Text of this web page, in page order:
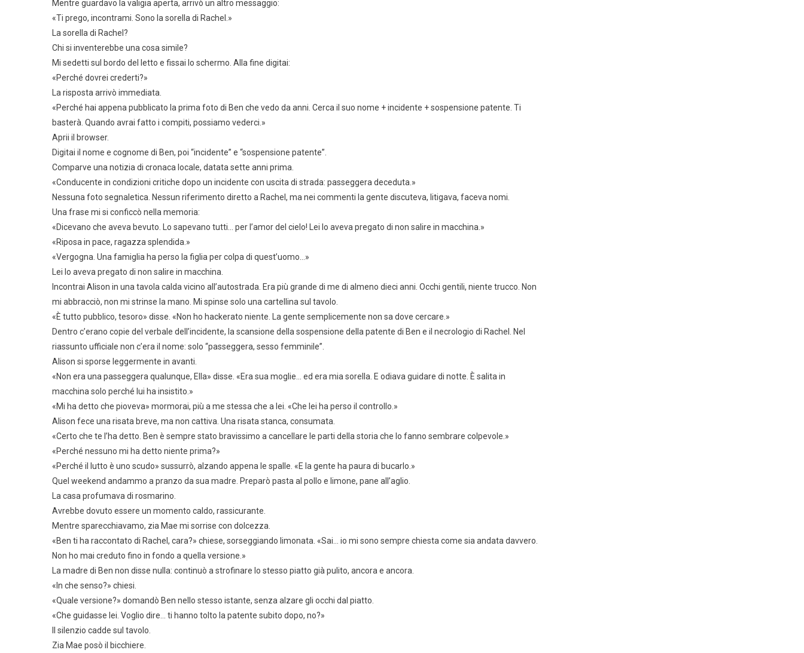
Mentre guardavo la valigia aperta, arrivò un altro messaggio:
«Ti prego, incontrami. Sono la sorella di Rachel.»
La sorella di Rachel?
Chi si inventerebbe una cosa simile?
Mi sedetti sul bordo del letto e fissai lo schermo. Alla fine digitai:
«Perché dovrei crederti?»
La risposta arrivò immediata.
«Perché hai appena pubblicato la prima foto di Ben che vedo da anni. Cerca il suo nome + incidente + sospensione patente. Ti
basterà. Quando avrai fatto i compiti, possiamo vederci.»
Aprii il browser.
Digitai il nome e cognome di Ben, poi “incidente” e “sospensione patente”.
Comparve una notizia di cronaca locale, datata sette anni prima.
«Conducente in condizioni critiche dopo un incidente con uscita di strada: passeggera deceduta.»
Nessuna foto segnaletica. Nessun riferimento diretto a Rachel, ma nei commenti la gente discuteva, litigava, faceva nomi.
Una frase mi si conficcò nella memoria:
«Dicevano che aveva bevuto. Lo sapevano tutti… per l’amor del cielo! Lei lo aveva pregato di non salire in macchina.»
«Riposa in pace, ragazza splendida.»
«Vergogna. Una famiglia ha perso la figlia per colpa di quest’uomo…»
Lei lo aveva pregato di non salire in macchina.
Incontrai Alison in una tavola calda vicino all’autostrada. Era più grande di me di almeno dieci anni. Occhi gentili, niente trucco. Non
mi abbracciò, non mi strinse la mano. Mi spinse solo una cartellina sul tavolo.
«È tutto pubblico, tesoro» disse. «Non ho hackerato niente. La gente semplicemente non sa dove cercare.»
Dentro c’erano copie del verbale dell’incidente, la scansione della sospensione della patente di Ben e il necrologio di Rachel. Nel
riassunto ufficiale non c’era il nome: solo “passeggera, sesso femminile”.
Alison si sporse leggermente in avanti.
«Non era una passeggera qualunque, Ella» disse. «Era sua moglie… ed era mia sorella. E odiava guidare di notte. È salita in
macchina solo perché lui ha insistito.»
«Mi ha detto che pioveva» mormorai, più a me stessa che a lei. «Che lei ha perso il controllo.»
Alison fece una risata breve, ma non cattiva. Una risata stanca, consumata.
«Certo che te l’ha detto. Ben è sempre stato bravissimo a cancellare le parti della storia che lo fanno sembrare colpevole.»
«Perché nessuno mi ha detto niente prima?»
«Perché il lutto è uno scudo» sussurrò, alzando appena le spalle. «E la gente ha paura di bucarlo.»
Quel weekend andammo a pranzo da sua madre. Preparò pasta al pollo e limone, pane all’aglio.
La casa profumava di rosmarino.
Avrebbe dovuto essere un momento caldo, rassicurante.
Mentre sparecchiavamo, zia Mae mi sorrise con dolcezza.
«Ben ti ha raccontato di Rachel, cara?» chiese, sorseggiando limonata. «Sai… io mi sono sempre chiesta come sia andata davvero.
Non ho mai creduto fino in fondo a quella versione.»
La madre di Ben non disse nulla: continuò a strofinare lo stesso piatto già pulito, ancora e ancora.
«In che senso?» chiesi.
«Quale versione?» domandò Ben nello stesso istante, senza alzare gli occhi dal piatto.
«Che guidasse lei. Voglio dire… ti hanno tolto la patente subito dopo, no?»
Il silenzio cadde sul tavolo.
Zia Mae posò il bicchiere.